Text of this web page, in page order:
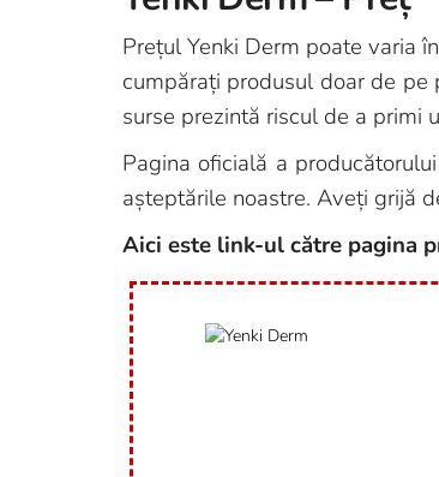
Prețul Yenki Derm poate varia
cumpărați produsul doar de pe
surse prezintă riscul de a primi
Pagina oficială a
așteptările noastre. Aveți grijă
Aici este link-ul către pagina